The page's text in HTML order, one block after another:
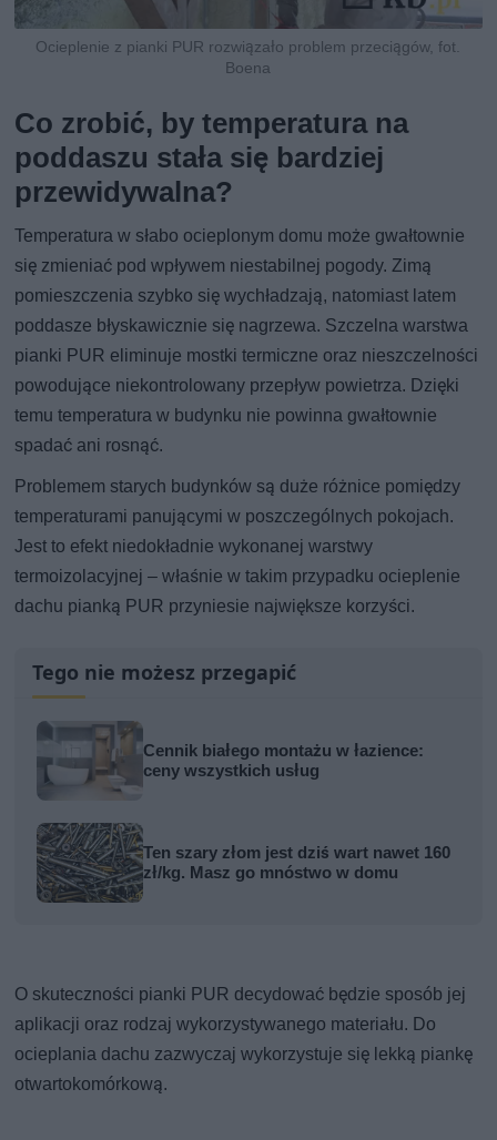
Ocieplenie z pianki PUR rozwiązało problem przeciągów, fot.
Boena
Co zrobić, by temperatura na
poddaszu stała się bardziej
przewidywalna?
Temperatura w słabo ocieplonym domu może gwałtownie
się zmieniać pod wpływem niestabilnej pogody. Zimą
pomieszczenia szybko się wychładzają, natomiast latem
poddasze błyskawicznie się nagrzewa. Szczelna warstwa
pianki PUR eliminuje mostki termiczne oraz nieszczelności
powodujące niekontrolowany przepływ powietrza. Dzięki
temu temperatura w budynku nie powinna gwałtownie
spadać ani rosnąć.
Problemem starych budynków są duże różnice pomiędzy
temperaturami panującymi w poszczególnych pokojach.
Jest to efekt niedokładnie wykonanej warstwy
termoizolacyjnej – właśnie w takim przypadku ocieplenie
dachu pianką PUR przyniesie największe korzyści.
Tego nie możesz przegapić
Cennik białego montażu w łazience:
ceny wszystkich usług
Ten szary złom jest dziś wart nawet 160
zł/kg. Masz go mnóstwo w domu
O skuteczności pianki PUR decydować będzie sposób jej
aplikacji oraz rodzaj wykorzystywanego materiału. Do
ocieplania dachu zazwyczaj wykorzystuje się lekką piankę
otwartokomórkową.